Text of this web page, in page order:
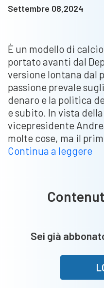
Settembre 08,2024
È un modello di
portato avanti dal
versione lontana dal
passione prevale
denaro e la politica
e subito. In vista
vicepresidente
molte cose, ma il
Continua a leggere
è
Sei già